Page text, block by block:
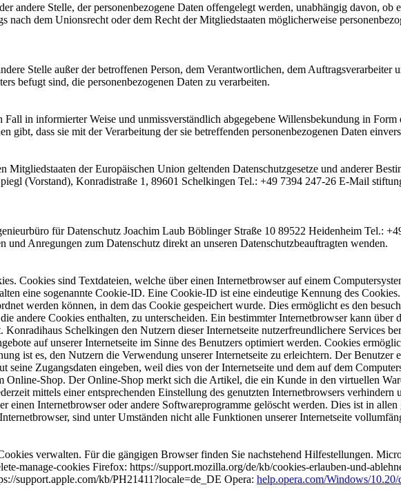
andere Stelle, der personenbezogene Daten offengelegt werden, unabhängig davon, ob
nach dem Unionsrecht oder dem Recht der Mitgliedstaaten möglicherweise
Stelle außer der betroffenen Person, dem Verantwortlichen, dem Auftragsverarbeiter
befugt sind, die personenbezogenen Daten zu verarbeiten.
in informierter Weise und unmissverständlich abgegebene Willensbekundung in Form
gibt, dass sie mit der Verarbeitung der sie betreffenden personenbezogenen Daten
der Europäischen Union geltenden Datenschutzgesetze und anderer
(Vorstand), Konradistraße 1, 89601 Schelkingen Tel.: +49 7394 247-26 E-Mail
für Datenschutz Joachim Laub Böblinger Straße 10 89522 Heidenheim Tel.:
Anregungen zum Datenschutz direkt an unseren Datenschutzbeauftragten wenden.
Cookies sind Textdateien, welche über einen Internetbrowser auf einem
eine sogenannte Cookie-ID. Eine Cookie-ID ist eine eindeutige Kennung des
werden können, in dem das Cookie gespeichert wurde. Dies ermöglicht es den
andere Cookies enthalten, zu unterscheiden. Ein bestimmter Internetbrowser kann
Schelkingen den Nutzern dieser Internetseite nutzerfreundlichere Services
auf unserer Internetseite im Sinne des Benutzers optimiert werden. Cookies
ist es, den Nutzern die Verwendung unserer Internetseite zu erleichtern. Der Benutzer
seine Zugangsdaten eingeben, weil dies von der Internetseite und dem auf dem
Online-Shop. Der Online-Shop merkt sich die Artikel, die ein Kunde in den virtuellen
mittels einer entsprechenden Einstellung des genutzten Internetbrowsers
einen Internetbrowser oder andere Softwareprogramme gelöscht werden. Dies ist in
sind unter Umständen nicht alle Funktionen unserer Internetseite
verwalten. Für die gängigen Browser finden Sie nachstehend Hilfestellungen.
manage-cookies Firefox: https://support.mozilla.org/de/kb/cookies-erlauben-und-
support.apple.com/kb/PH21411?locale=de_DE Opera: help.opera.com/Windows/10.20/